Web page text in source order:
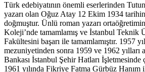
Türk edebiyatının önemli eserlerinden
yazarı olan Oğuz Atay 12 Ekim 1934
doğmuştur. Ünlü roman yazarı
Koleji’nde tamamlamış ve İstanbul Teknik
Fakültesini başarı ile tamamlamıştır. 1957
mezuniyetinden sonra 1959 ve 1962 yılları
Bankası İstanbul Şehir Hatları İşletmesinde
1961 yılında Fikriye Fatma Gürbüz Hanım